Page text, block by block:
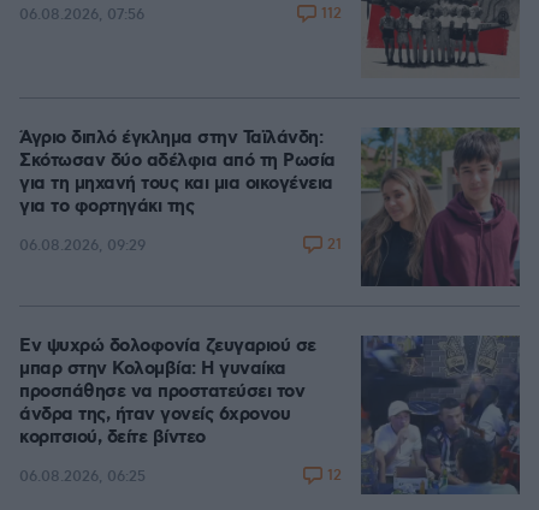
06.08.2026, 07:56 112
Άγριο διπλό έγκλημα στην Ταϊλάνδη:
Σκότωσαν δύο αδέλφια από τη Ρωσία
για τη μηχανή τους και μια οικογένεια
για το φορτηγάκι της
06.08.2026, 09:29 21
Εν ψυχρώ δολοφονία ζευγαριού σε
μπαρ στην Κολομβία: Η γυναίκα
προσπάθησε να προστατεύσει τον
άνδρα της, ήταν γονείς 6χρονου
κοριτσιού, δείτε βίντεο
06.08.2026, 06:25 12